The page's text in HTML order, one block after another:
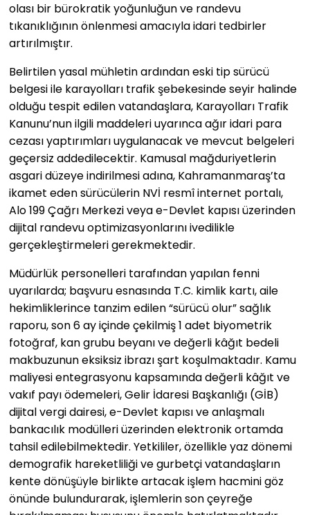
olası bir bürokratik yoğunluğun ve randevu
tıkanıklığının önlenmesi amacıyla idari tedbirler
artırılmıştır.
Belirtilen yasal mühletin ardından eski tip sürücü
belgesi ile karayolları trafik şebekesinde seyir halinde
olduğu tespit edilen vatandaşlara, Karayolları Trafik
Kanunu’nun ilgili maddeleri uyarınca ağır idari para
cezası yaptırımları uygulanacak ve mevcut belgeleri
geçersiz addedilecektir. Kamusal mağduriyetlerin
asgari düzeye indirilmesi adına, Kahramanmaraş’ta
ikamet eden sürücülerin NVİ resmî internet portalı,
Alo 199 Çağrı Merkezi veya e-Devlet kapısı üzerinden
dijital randevu optimizasyonlarını ivedilikle
gerçekleştirmeleri gerekmektedir.
Müdürlük personelleri tarafından yapılan fenni
uyarılarda; başvuru esnasında T.C. kimlik kartı, aile
hekimliklerince tanzim edilen “sürücü olur” sağlık
raporu, son 6 ay içinde çekilmiş 1 adet biyometrik
fotoğraf, kan grubu beyanı ve değerli kâğıt bedeli
makbuzunun eksiksiz ibrazı şart koşulmaktadır. Kamu
maliyesi entegrasyonu kapsamında değerli kâğıt ve
vakıf payı ödemeleri, Gelir İdaresi Başkanlığı (GİB)
dijital vergi dairesi, e-Devlet kapısı ve anlaşmalı
bankacılık modülleri üzerinden elektronik ortamda
tahsil edilebilmektedir. Yetkililer, özellikle yaz dönemi
demografik hareketliliği ve gurbetçi vatandaşların
kente dönüşüyle birlikte artacak işlem hacmini göz
önünde bulundurarak, işlemlerin son çeyreğe